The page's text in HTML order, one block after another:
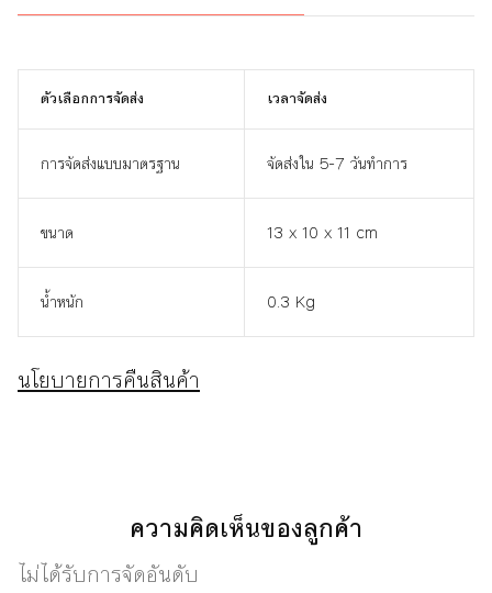
ตัวเลือกการจัดส่ง เวลาจัดส่ง
การจัดส่งแบบมาตรฐาน จัดส่งใน 5-7 วันทำการ
ขนาด 13 x 10 x 11 cm
น้ำหนัก 0.3 Kg
นโยบายการคืนสินค้า
ความคิดเห็นของลูกค้า
ไม่ได้รับการจัดอันดับ